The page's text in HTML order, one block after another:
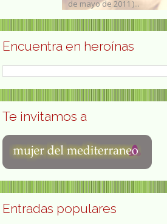
de mayo de 2011 )...
Encuentra en heroínas
Te invitamos a
Entradas populares